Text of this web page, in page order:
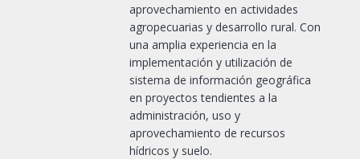
aprovechamiento en actividades
agropecuarias y desarrollo rural. Con
una amplia experiencia en la
implementación y utilización de
sistema de información geográfica
en proyectos tendientes a la
administración, uso y
aprovechamiento de recursos
hídricos y suelo.